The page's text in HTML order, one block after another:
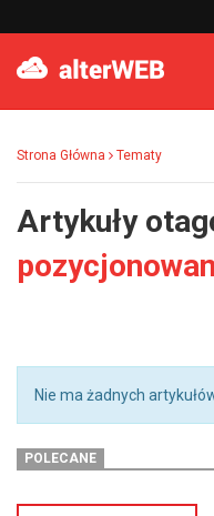
Strona Główna Tematy
Artykuły
Nie ma żadnych
POLECANE